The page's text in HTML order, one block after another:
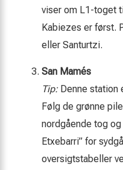
viser om L1-toget
Kabiezes er først.
eller Santurtzi.
San Mamés
Tip: Denne station
Følg de grønne
nordgående tog
Etxebarri” for
oversigtstabeller